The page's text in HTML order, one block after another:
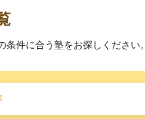
件に合う塾をお探しください。